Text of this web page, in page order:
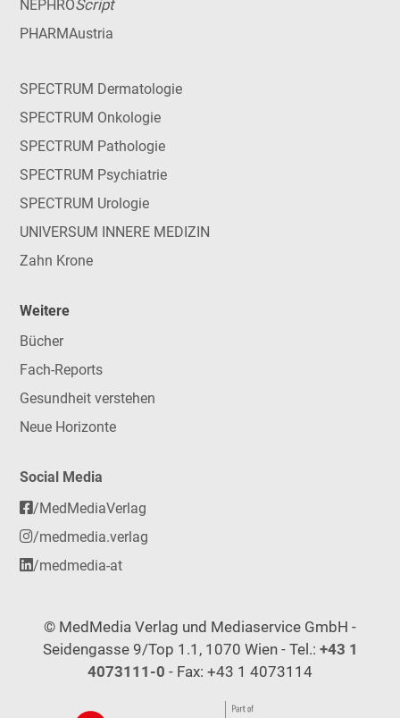
NEPHROScript
PHARMAustria
SPECTRUM Dermatologie
SPECTRUM Onkologie
SPECTRUM Pathologie
SPECTRUM Psychiatrie
SPECTRUM Urologie
UNIVERSUM INNERE MEDIZIN
Zahn Krone
Weitere
Bücher
Fach-Reports
Gesundheit verstehen
Neue Horizonte
Social Media
/MedMediaVerlag
/medmedia.verlag
/medmedia-at
© MedMedia Verlag und Mediaservice GmbH -
Seidengasse 9/Top 1.1, 1070 Wien - Tel.: +43 1
4073111-0 - Fax: +43 1 4073114